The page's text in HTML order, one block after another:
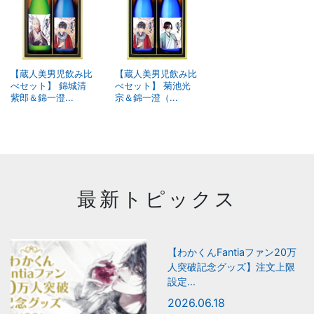
【蔵人美男児飲み比
べセット】 錦城清
紫郎＆錦一澄...
【蔵人美男児飲み比
べセット】 菊池光
宗＆錦一澄（...
最新トピックス
【わかくんFantiaファン20万
人突破記念グッズ】注文上限
設定...
2026.06.18